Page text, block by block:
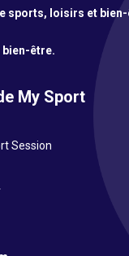
sports, loisirs et
être.
My Sport
Session